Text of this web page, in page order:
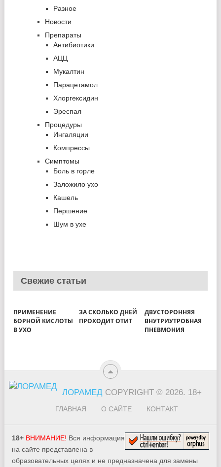
Разное
Новости
Препараты
Антибиотики
АЦЦ
Мукалтин
Парацетамол
Хлоргексидин
Эреспал
Процедуры
Ингаляции
Компрессы
Симптомы
Боль в горле
Заложило ухо
Кашель
Першение
Шум в ухе
Свежие статьи
ПРИМЕНЕНИЕ
БОРНОЙ КИСЛОТЫ
В УХО
ЗА СКОЛЬКО ДНЕЙ
ПРОХОДИТ ОТИТ
ДВУСТОРОННЯЯ
ВНУТРИУТРОБНАЯ
ПНЕВМОНИЯ
ЛОРАМЕД COPYRIGHT © 2026. 18+
ГЛАВНАЯ О САЙТЕ КОНТАКТ
18+ ВНИМАНИЕ! Вся информация
на сайте представлена в
образовательных целях и не предназначена для замены